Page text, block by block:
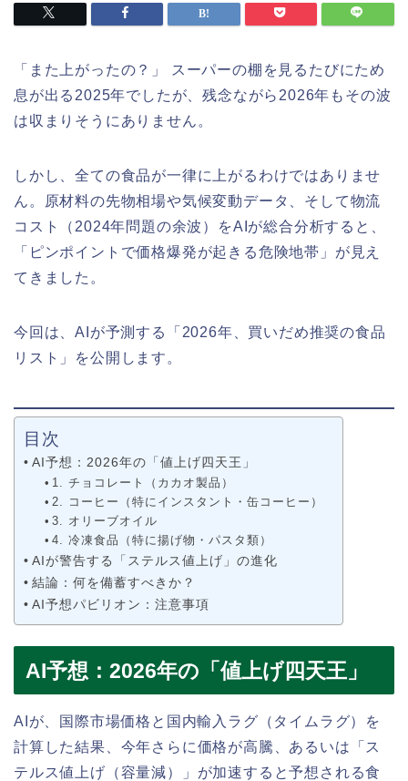
「また上がったの？」 スーパーの棚を見るたびにため
息が出る2025年でしたが、残念ながら2026年もその波
は収まりそうにありません。
しかし、全ての食品が一律に上がるわけではありませ
ん。原材料の先物相場や気候変動データ、そして物流
コスト（2024年問題の余波）をAIが総合分析すると、
「ピンポイントで価格爆発が起きる危険地帯」が見え
てきました。
今回は、AIが予測する「2026年、買いだめ推奨の食品
リスト」を公開します。
目次
AI予想：2026年の「値上げ四天王」
1. チョコレート（カカオ製品）
2. コーヒー（特にインスタント・缶コーヒー）
3. オリーブオイル
4. 冷凍食品（特に揚げ物・パスタ類）
AIが警告する「ステルス値上げ」の進化
結論：何を備蓄すべきか？
AI予想パビリオン：注意事項
AI予想：2026年の「値上げ四天王」
AIが、国際市場価格と国内輸入ラグ（タイムラグ）を
計算した結果、今年さらに価格が高騰、あるいは「ス
テルス値上げ（容量減）」が加速すると予想される食